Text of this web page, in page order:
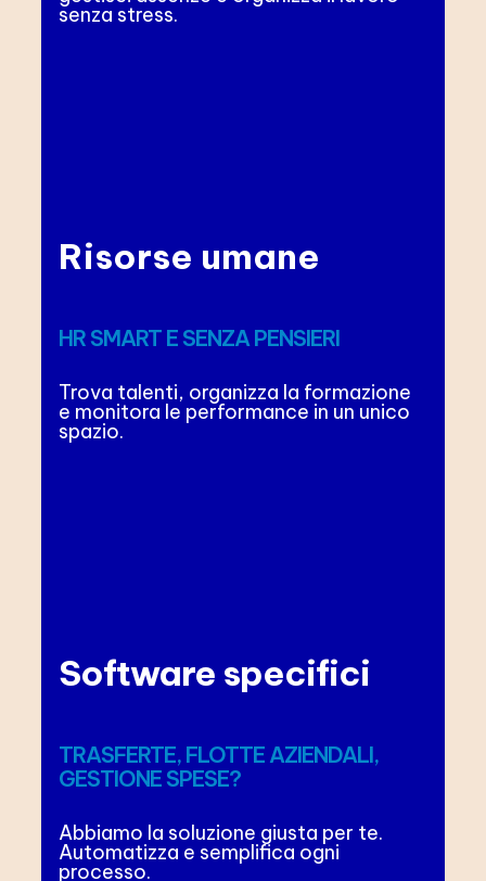
senza stress.
Risorse umane
HR SMART E SENZA PENSIERI
Trova talenti, organizza la formazione
e monitora le performance in un unico
spazio.
Software specifici
TRASFERTE, FLOTTE AZIENDALI,
GESTIONE SPESE?
Abbiamo la soluzione giusta per te.
Automatizza e semplifica ogni
processo.